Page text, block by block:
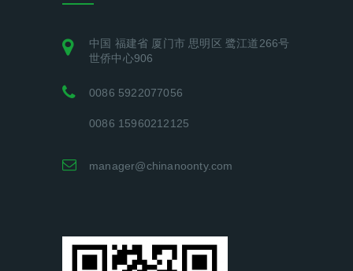
中国 福建省 厦门市 思明区 鹭江道266号
世侨中心906
0086 5922077056
0086 15960212125
manager@chinanoonty.com